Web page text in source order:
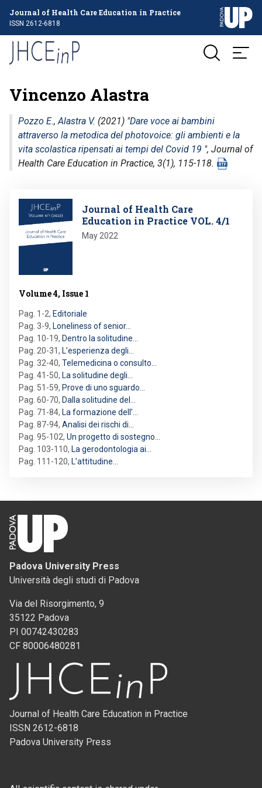
Journal of Health Care Education in Practice
ISSN 2612-6818
Vincenzo Alastra
Pozzo E.,Alastra V. (2021) "Dare voce ai bambini
attraverso la metodica del photovoice: gli ambienti e la
vita scolastica ripensati ai tempi del Covid 19 ", Journal of
Health Care Education in Practice, 3(1), 115-118.
Image
Journal of Health Care
Education in Practice VOL. 4/1
May 2022
Volume 4, Issue 1
Pag. 1-2, Editoriale
Pag. 3-9, Loneliness of senior…
Pag. 10-19, Dentro la solitudine…
Pag. 20-31, L’esperienza degli…
Pag. 32-40, Telemedicina o consulto…
Pag. 41-50, La solitudine degli…
Pag. 51-59, Prove di uno sguardo…
Pag. 60-70, Dalla solitudine del…
Pag. 71-84, La formazione dell’…
Pag. 87-94, Analisi dei rischi di…
Pag. 95-102, Un progetto di sostegno…
Pag. 103-110, La gerodontologia ai…
Pag. 111-120, L’attitudine…
Padova University Press
Università degli studi di Padova
Via del Risorgimento, 9
35122 Padova
PI 00742430283
CF 80006480281
Journal of Health Care Education in Practice
ISSN 2612-6818
Padova University Press